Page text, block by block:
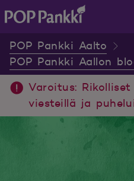
POP Pankki Aalto
POP Pankki Aallon
Varoitus:
viesteillä ja